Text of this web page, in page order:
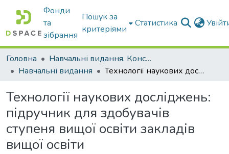
Фонди
та
зібрання
Пошук за
критеріями
Статистика
Головна
Навчальні видання. Конспекти лекцій
Навчальні видання
Технології наукових досліджень: підручник для здобувачів ступеня вищої освіти закладів вищої освіти
Технології наукових досліджень:
підручник для здобувачів
ступеня вищої освіти закладів
вищої освіти